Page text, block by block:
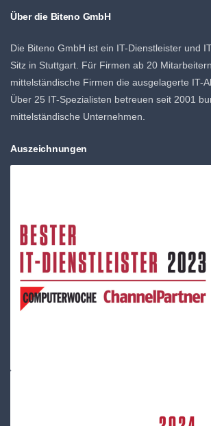
Über die Biteno GmbH
Die Biteno GmbH ist ein IT-Dienstleister und
Sitz in Stuttgart. Für Firmen ab 20
mittelständische Firmen die ausgelagerte IT-
Über 25 IT-Spezialisten betreuen seit 2001
mittelständische Unternehmen.
Auszeichnungen